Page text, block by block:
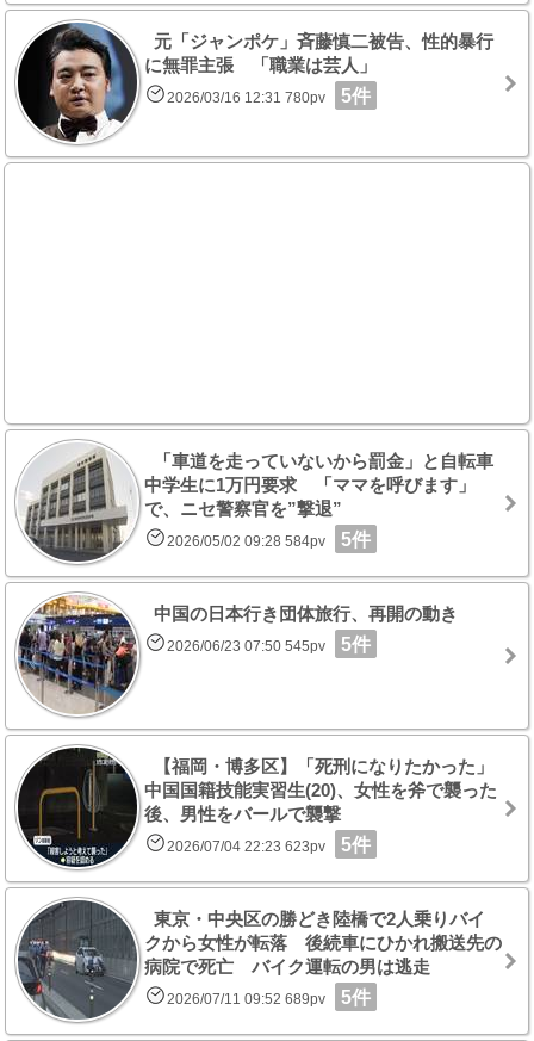
元「ジャンポケ」斉藤慎二被告、性的暴行
に無罪主張 「職業は芸人」
2026/03/16 12:31 780pv 5件
「車道を走っていないから罰金」と自転車
中学生に1万円要求 「ママを呼びます」
で、ニセ警察官を”撃退”
2026/05/02 09:28 584pv 5件
中国の日本行き団体旅行、再開の動き
2026/06/23 07:50 545pv 5件
【福岡・博多区】「死刑になりたかった」
中国国籍技能実習生(20)、女性を斧で襲った
後、男性をバールで襲撃
2026/07/04 22:23 623pv 5件
東京・中央区の勝どき陸橋で2人乗りバイ
クから女性が転落 後続車にひかれ搬送先の
病院で死亡 バイク運転の男は逃走
2026/07/11 09:52 689pv 5件